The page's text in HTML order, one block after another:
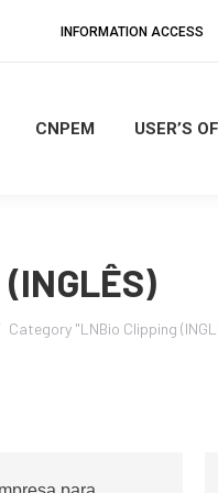
INFORMATION ACCESS
CNPEM USER’S
Category "LNBio Clipping